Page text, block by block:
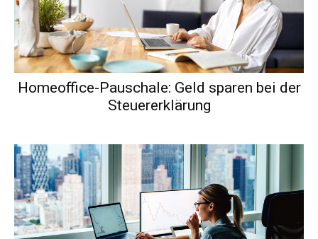
Homeoffice-Pauschale: Geld sparen bei der
Steuererklärung